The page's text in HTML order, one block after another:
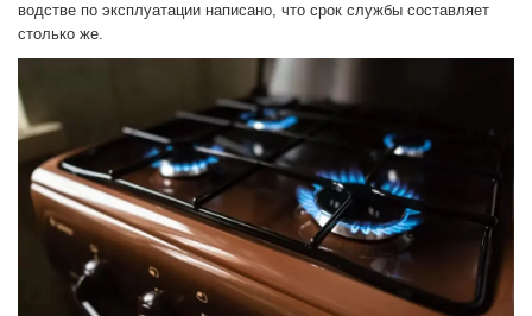
водстве по эксплуатации написано, что срок службы составляет
столько же.